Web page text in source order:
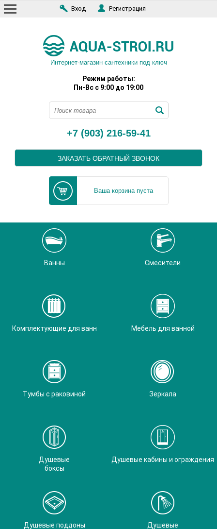
Вход Регистрация
Интернет-магазин сантехники под ключ
Режим работы:
Пн-Вс с 9:00 до 19:00
+7 (903) 216-59-41
ЗАКАЗАТЬ ОБРАТНЫЙ ЗВОНОК
Ваша корзина пуста
Ванны Смесители
Комплектующие для ванн Мебель для ванной
Тумбы с раковиной Зеркала
Душевые
боксы
Душевые кабины и ограждения
Душевые поддоны
Душевые